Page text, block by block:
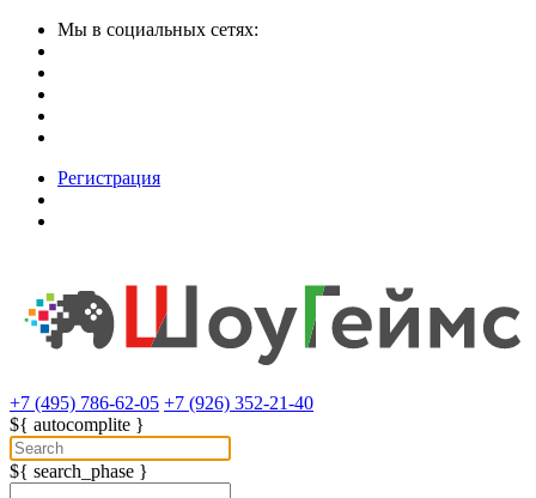
Мы в социальных сетях:
Регистрация
+7 (495) 786-62-05 +7 (926) 352-21-40
${ autocomplite }
${ search_phase }